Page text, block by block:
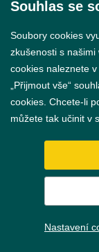
Souhlas se
Soubory cookies
zkušenosti s
cookies naleznete v
„Přijmout vše“
cookies. Chcete-li
můžete tak učinit v
Nastavení